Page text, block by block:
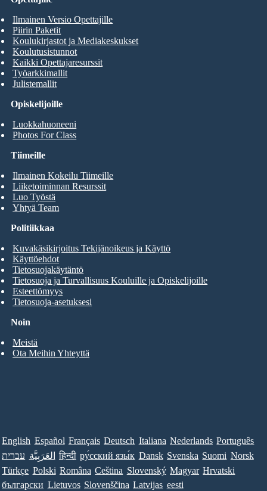
Opiskelijoille
Luokkahuoneeni
Photos For Class
Ilmainen Versio Opettajille
Piirin Paketit
Koulukirjastot ja Mediakeskukset
Koulutusistunnot
Kaikki Opettajaresurssit
Työarkkimallit
Julistemallit
Tiimeille
Ilmainen Kokeilu Tiimeille
Liiketoiminnan Resurssit
Luo Työstä
Yhtyä Team
Noin
Meistä
Ota Meihin Yhteyttä
Politiikkaa
Kuvakäsikirjoitus Tekijänoikeus ja Käyttö
Käyttöehdot
Tietosuojakäytäntö
Tietosuoja ja Turvallisuus Kouluille ja Opiskelijoille
Esteettömyys
Tietosuoja-asetuksesi
English Español Français Deutsch Italiana Nederlands Português
עברית العَرَبِيَّة हिन्दी ру́сский язы́к Dansk Svenska Suomi Norsk
Türkçe Polski Româna Ceština Slovenský Magyar Hrvatski
български Lietuvos Slovenščina Latvijas eesti